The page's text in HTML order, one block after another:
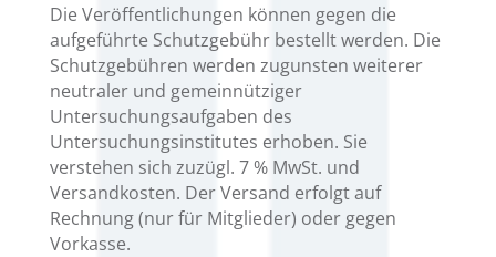
Die Veröffentlichungen können gegen die
aufgeführte Schutzgebühr bestellt werden. Die
Schutzgebühren werden zugunsten weiterer
neutraler und gemeinnütziger
Untersuchungsaufgaben des
Untersuchungsinstitutes erhoben. Sie
verstehen sich zuzügl. 7 % MwSt. und
Versandkosten. Der Versand erfolgt auf
Rechnung (nur für Mitglieder) oder gegen
Vorkasse.